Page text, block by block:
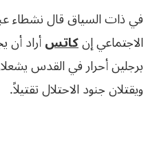
في ذات السياق قال نشطاء
الاجتماعي إنكاتسأراد
برجلين أحرار في القدس
ويقتلان جنود الاحتلال تقتيلاً.